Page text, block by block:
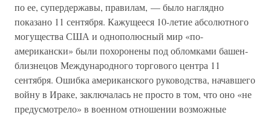
по ее, супердержавы, правилам, — было наглядно
показано 11 сентября. Кажущееся 10-летие абсолютного
могущества США и однополюсный мир «по-
американски» были похоронены под обломками башен-
близнецов Международного торгового центра 11
сентября. Ошибка американского руководства, начавшего
войну в Ираке, заключалась не просто в том, что оно «не
предусмотрело» в военном отношении возможные